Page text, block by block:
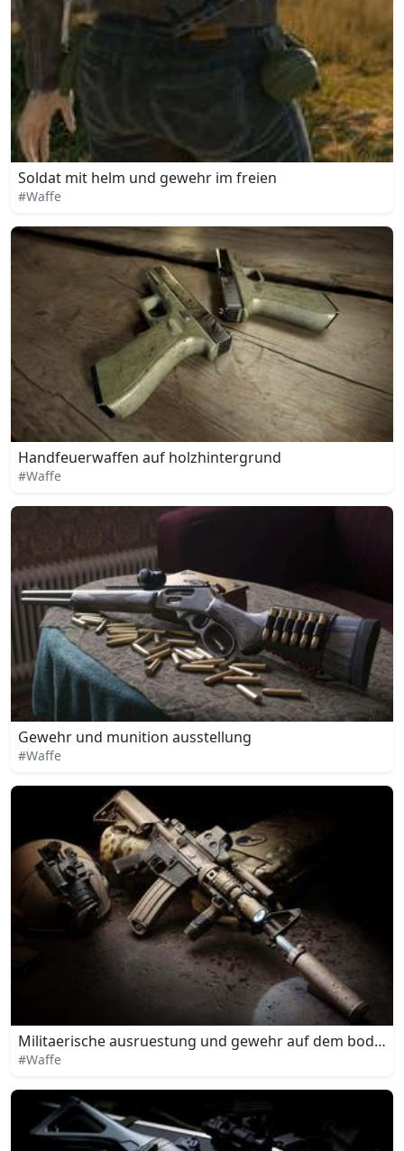
Soldat mit helm und gewehr im freien
#Waffe
Handfeuerwaffen auf holzhintergrund
#Waffe
Gewehr und munition ausstellung
#Waffe
Militaerische ausruestung und gewehr auf dem boden
#Waffe